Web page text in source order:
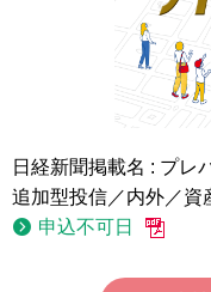
日経新聞掲載名 : プレ
追加型投信／内外／資
申込不可日